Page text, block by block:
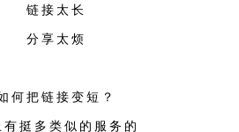
链接太长
分享太烦
何把链接变短？
有挺多类似的服务的